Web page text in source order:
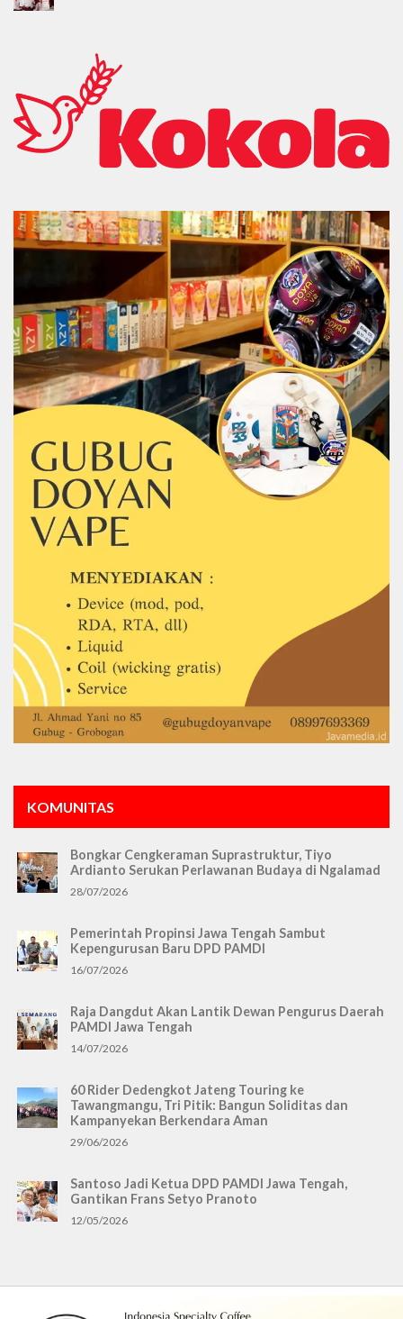
KOMUNITAS
Bongkar Cengkeraman Suprastruktur, Tiyo
Ardianto Serukan Perlawanan Budaya di Ngalamad
28/07/2026
Pemerintah Propinsi Jawa Tengah Sambut
Kepengurusan Baru DPD PAMDI
16/07/2026
Raja Dangdut Akan Lantik Dewan Pengurus Daerah
PAMDI Jawa Tengah
14/07/2026
60 Rider Dedengkot Jateng Touring ke
Tawangmangu, Tri Pitik: Bangun Soliditas dan
Kampanyekan Berkendara Aman
29/06/2026
Santoso Jadi Ketua DPD PAMDI Jawa Tengah,
Gantikan Frans Setyo Pranoto
12/05/2026